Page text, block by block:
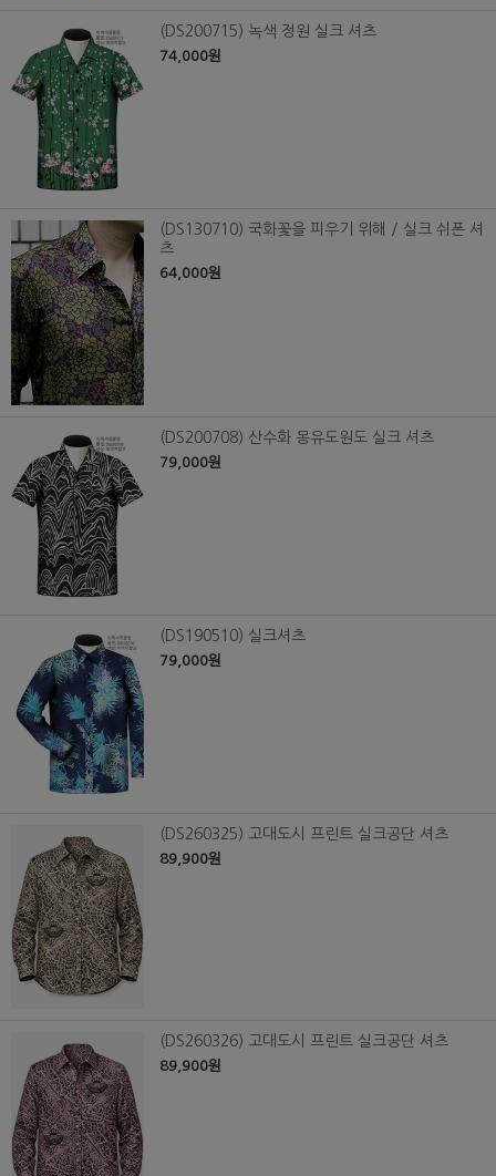
(DS200715) 녹색 정원 실크 셔츠
74,000원
(DS130710) 국화꽃을 피우기 위해 / 실크 쉬폰 셔
츠
64,000원
(DS200708) 산수화 몽유도원도 실크 셔츠
79,000원
(DS190510) 실크셔츠
79,000원
(DS260325) 고대도시 프린트 실크공단 셔츠
89,900원
(DS260326) 고대도시 프린트 실크공단 셔츠
89,900원